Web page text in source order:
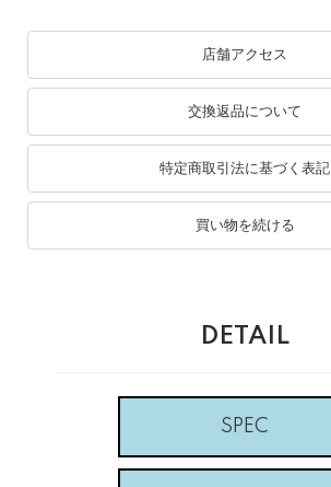
店舗アクセス
交換返品について
特定商取引法に基づく表記
買い物を続ける
DETAIL
SPEC